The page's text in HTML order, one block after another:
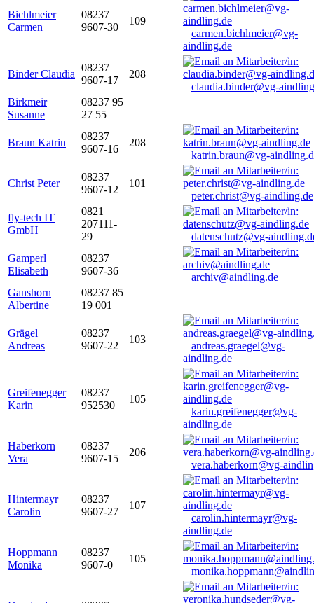
Bichlmeier
Carmen
08237
9607-30
109
carmen.bichlmeier@vg-
aindling.de
Binder Claudia
08237
9607-17
208
claudia.binder@vg-
Birkmeir
Susanne
08237 95
27 55
Braun Katrin
08237
9607-16
208
katrin.braun@vg-
Christ Peter
08237
9607-12
101
peter.christ@vg-aindling.de
fly-tech IT
GmbH
0821
207111-
29
datenschutz@vg-
Gamperl
Elisabeth
08237
9607-36
archiv@aindling.de
Ganshorn
Albertine
08237 85
19 001
Grägel
Andreas
08237
9607-22
103
andreas.graegel@vg-
aindling.de
Greifenegger
Karin
08237
952530
105
karin.greifenegger@vg-
aindling.de
Haberkorn
Vera
08237
9607-15
206
vera.haberkorn@vg-
Hintermayr
Carolin
08237
9607-27
107
carolin.hintermayr@vg-
aindling.de
Hoppmann
Monika
08237
9607-0
105